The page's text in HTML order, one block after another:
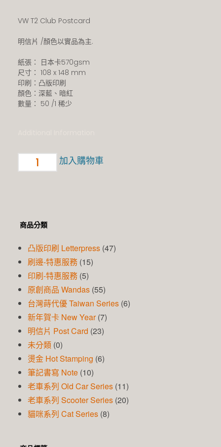
VW T2 Club Postcard
明信片 /顏色以實品為主.
紙張： 日本卡570gsm
尺寸： 108 x 148 mm
印刷：凸版印刷
顏色：深藍、暗紅
數量： 50 /1 稀少
加入購物車
商品分類
凸版印刷 Letterpress (47)
刷邊-特惠服務 (15)
印刷-特惠服務 (5)
原創商品 Wandas (55)
台灣蒔代優 Taiwan Series (6)
新年賀卡 New Year (7)
明信片 Post Card (23)
未分類 (0)
燙金 Hot Stamping (6)
筆記書寫 Note (10)
老車系列 Old Car Series (11)
老車系列 Scooter Series (20)
貓咪系列 Cat Series (8)